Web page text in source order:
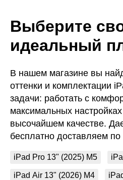
Выберите
идеальный
В нашем магазине вы
оттенки и комплектации
задачи: работать с
максимальных
высочайшем качестве.
бесплатно доставляем
iPad Pro 13" (2025) M5
iPad Air 13" (2026) M4